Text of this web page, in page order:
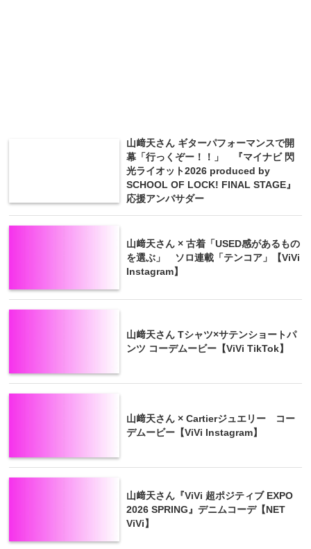
山﨑天さん ギターパフォーマンスで開
幕「行っくぞー！！」 『マイナビ 閃
光ライオット2026 produced by
SCHOOL OF LOCK! FINAL STAGE』
応援アンバサダー
山﨑天さん × 古着「USED感があるもの
を選ぶ」 ソロ連載「テンコア」【ViVi
Instagram】
山﨑天さん Tシャツ×サテンショートパ
ンツ コーデムービー【ViVi TikTok】
山﨑天さん × Cartierジュエリー コー
デムービー【ViVi Instagram】
山﨑天さん『ViVi 超ポジティブ EXPO
2026 SPRING』デニムコーデ【NET
ViVi】